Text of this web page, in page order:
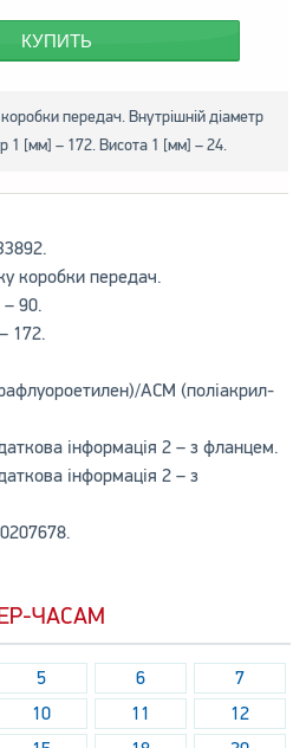
КУПИТЬ
передач. Внутрішній діаметр
1 [мм] – 172. Висота 1 [мм] – 24.
коробки передач.
– 90.
172.
ACM (поліакрил-
інформація 2 – з фланцем.
інформація 2 – з
ЧАСАМ
5 6
7
10 11
12